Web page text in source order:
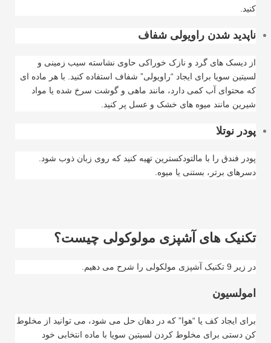
کنید
ناپدید شدن راویولی شفاف
از دیسک های گرد و نازک خوراکی حاوی نشاسته سیب زمینی و
لسیتین سویا برای ایجاد “راویولی” شفاف استفاده کنید. با هر ماده ای
که محتوای آب کمی دارد، مانند ماهی و گوشت سرخ شده یا مواد
شیرین مانند میوه های خشک و عسل پر کنید
پودر نوتلا
پودر فندق را با مالتودکسترین تهیه کنید که روی زبان ذوب شود.
دسرهای برتر، بستنی یا میوه
تکنیک های آشپزی مولوکولی چیست؟
در زیر 9 تکنیک آشپزی مولکولی را شرح می دهیم
امولسیون
برای ایجاد کف یا “هوا” که در دهان حل می شود، می توانید از مخلوط
کن دستی برای مخلوط کردن لسیتین سویا با ماده انتخابی خود